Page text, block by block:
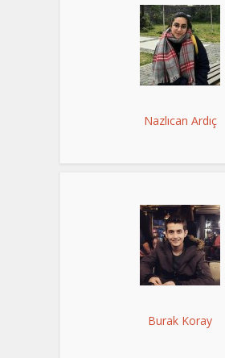
Nazlıcan Ardıç
Burak Koray